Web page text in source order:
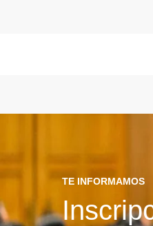
TE INFORMAMOS